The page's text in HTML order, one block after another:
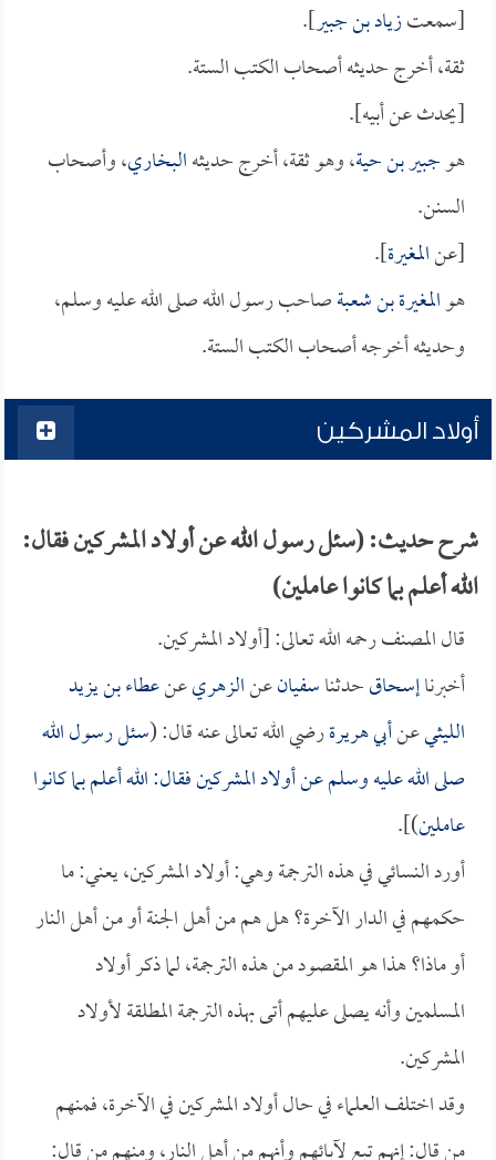
[سمعتزياد بن جبير].
ثقة، أخرج حديثه أصحاب الكتب الستة.
[يحدث عن أبيه].
هوجبير بن حية، وهو ثقة، أخرج حديثهالبخاري، وأصحاب
السنن.
[عنالمغيرة].
هوالمغيرة بن شعبةصاحب رسول الله صلى الله عليه وسلم،
وحديثه أخرجه أصحاب الكتب الستة.
أولاد المشركين
شرح حديث: (سئل رسول الله عن أولاد المشركين فقال:
الله أعلم بما كانوا عاملين)
قال المصنف رحمه الله تعالى: [أولاد المشركين.
أخبرناإسحاقحدثناسفيانعنالزهريعنعطاء بن يزيد
الليثيعنأبي هريرةرضي الله تعالى عنه قال: (سئل رسول الله
صلى الله عليه وسلم عن أولاد المشركين فقال: الله أعلم بما كانوا
عاملين)].
أورد النسائي في هذه الترجمة وهي: أولاد المشركين، يعني: ما
حكمهم في الدار الآخرة؟ هل هم من أهل الجنة أو من أهل النار
أو ماذا؟ هذا هو المقصود من هذه الترجمة، لما ذكر أولاد
المسلمين وأنه يصلى عليهم أتى بهذه الترجمة المطلقة لأولاد
المشركين.
وقد اختلف العلماء في حال أولاد المشركين في الآخرة، فمنهم